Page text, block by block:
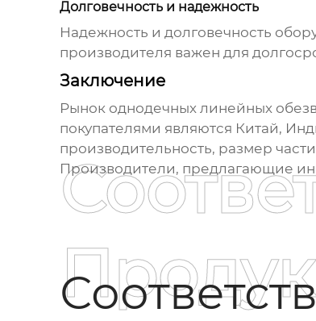
Долговечность и надежность
Надежность и долговечность
производителя важен для
Заключение
Рынок однодечных линейных
покупателями являются Китай,
производительность, размер
Производители, предлагающие